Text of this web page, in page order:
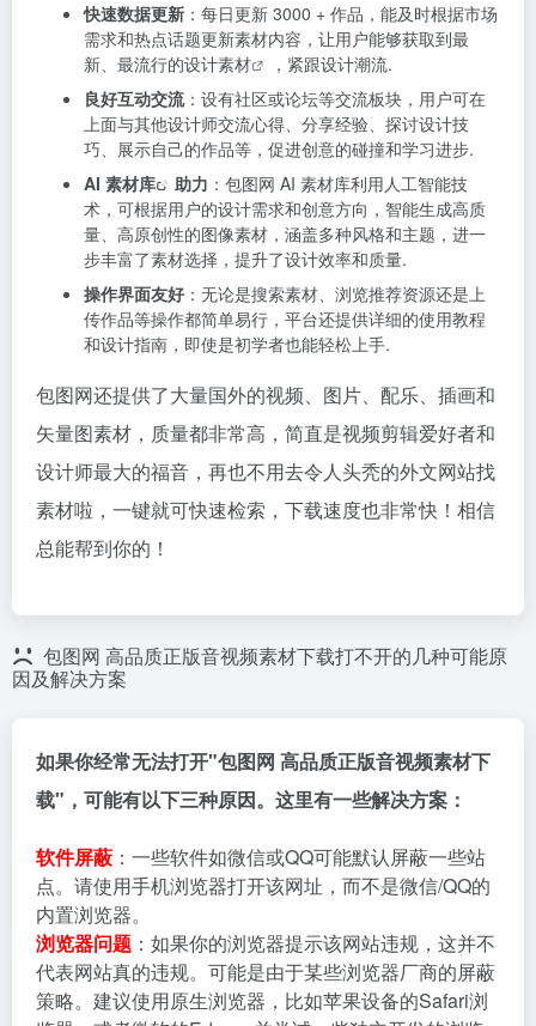
快速数据更新 ：每日更新 3000 + 作品，能及时根据市场
需求和热点话题更新素材内容，让用户能够获取到最
新、最流行的设计素材
，紧跟设计潮流.
良好互动交流：设有社区或论坛等交流板块，用户可在
上面与其他设计师交流心得、分享经验、探讨设计技
巧、展示自己的作品等，促进创意的碰撞和学习进步.
AI 素材库 助力 ：包图网 AI 素材库利用人工智能技
术，可根据用户的设计需求和创意方向，智能生成高质
量、高原创性的图像素材，涵盖多种风格和主题，进一
步丰富了素材选择，提升了设计效率和质量.
操作界面友好 ：无论是搜索素材、浏览推荐资源还是上
传作品等操作都简单易行，平台还提供详细的使用教程
和设计指南，即使是初学者也能轻松上手.
包图网还提供了大量国外的视频、图片、配乐、插画和
矢量图素材，质量都非常高，简直是视频剪辑爱好者和
设计师最大的福音，再也不用去令人头秃的外文网站找
素材啦，一键就可快速检索，下载速度也非常快！相信
总能帮到你的！
包图网 高品质正版音视频素材下载打不开的几种可能原
因及解决方案
如果你经常无法打开"包图网 高品质正版音视频素材下
载"，可能有以下三种原因。这里有一些解决方案：
软件屏蔽 ：一些软件如微信或QQ可能默认屏蔽一些站
点。请使用手机浏览器打开该网址，而不是微信/QQ的
内置浏览器。
浏览器问题 ：如果你的浏览器提示该网站违规，这并不
代表网站真的违规。可能是由于某些浏览器厂商的屏蔽
策略。建议使用原生浏览器，比如苹果设备的Safari浏